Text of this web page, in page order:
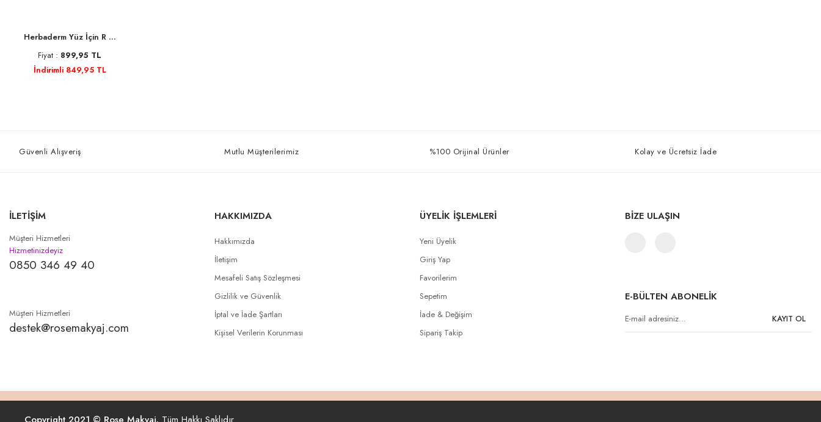
Herbaderm Yüz İçin R ...
Fiyat : 899,95 TL
İndirimli 849,95 TL
Güvenli Alışveriş Mutlu Müşterilerimiz %100 Orijinal Ürünler Kolay ve Ücretsiz İade
İLETİŞİM
Müşteri Hizmetleri
Hizmetinizdeyiz
0850 346 49 40
Müşteri Hizmetleri
destek@rosemakyaj.com
HAKKIMIZDA
Hakkımızda
İletişim
Mesafeli Satış Sözleşmesi
Gizlilik ve Güvenlik
İptal ve İade Şartları
Kişisel Verilerin Korunması
ÜYELİK İŞLEMLERİ
Yeni Üyelik
Giriş Yap
Favorilerim
Sepetim
İade & Değişim
Sipariş Takip
BİZE ULAŞIN
E-BÜLTEN ABONELİK
KAYIT OL